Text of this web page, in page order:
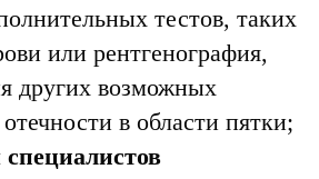
тестов, таких
или рентгенография,
других возможных
в области пятки;